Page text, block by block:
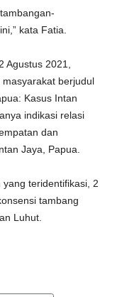
kata Fatia.
Agustus 2021,
berjudul
Kasus Intan
indikasi relasi
dan
Jaya, Papua.
teridentifikasi, 2
tambang
Luhut.